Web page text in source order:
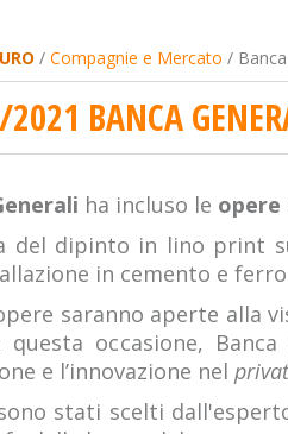
/ Compagnie e Mercato /
BANCA
ha incluso le opere
del dipinto in lino print
in cemento e ferro
saranno aperte alla
questa occasione,
e l’innovazione nel
stati scelti